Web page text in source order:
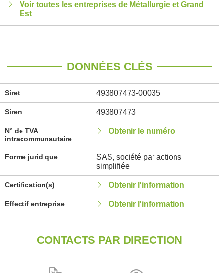
Voir toutes les entreprises de Métallurgie et Grand
Est
DONNÉES CLÉS
Siret 493807473-00035
Siren 493807473
N° de TVA
intracommunautaire
Obtenir le numéro
Forme juridique
SAS, société par actions
simplifiée
Certification(s) Obtenir l'information
Effectif entreprise Obtenir l'information
CONTACTS PAR DIRECTION